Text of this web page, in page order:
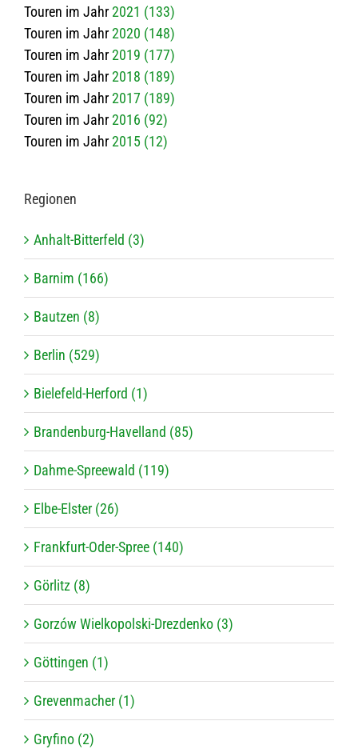
Touren im Jahr2021 (133)
Touren im Jahr2020 (148)
Touren im Jahr2019 (177)
Touren im Jahr2018 (189)
Touren im Jahr2017 (189)
Touren im Jahr2016 (92)
Touren im Jahr2015 (12)
Regio­nen
Anhalt-Bitterfeld (3)
Barnim (166)
Bautzen (8)
Berlin (529)
Bielefeld-Herford (1)
Brandenburg-Havelland (85)
Dahme-Spreewald (119)
Elbe-Elster (26)
Frankfurt-Oder-Spree (140)
Görlitz (8)
Gorzów Wielkopolski-Drezdenko (3)
Göttingen (1)
Grevenmacher (1)
Gryfino (2)